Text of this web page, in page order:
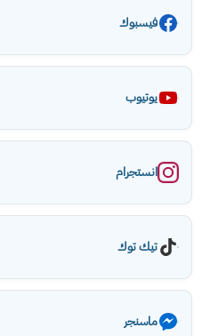
فيسبوك
يوتيوب
انستجرام
تيك توك
ماسنجر